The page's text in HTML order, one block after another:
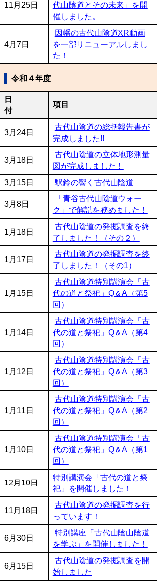
11月25日
代山陰道とその未来」を開
催しました。
4月7日
因幡の古代山陰道XR動画
を一部リニューアルしまし
た！
令和４年度
日
付
項目
3月24日
古代山陰道の総括報告書が
完成しました!!
3月18日
古代山陰道の立体地形測量
図が完成しました！
3月15日
駅鈴の響く古代山陰道
3月8日
「青谷古代山陰道ウォー
ク」で解説を務めました！
1月18日
古代山陰道の発掘調査を終
了しました！（その２）
1月17日
古代山陰道の発掘調査を終
了しました！（その1）
1月15日
古代山陰道特別講演会「古
代の道と祭祀」Q＆A（第5
回）
1月14日
古代山陰道特別講演会「古
代の道と祭祀」Q＆A（第4
回）
1月12日
古代山陰道特別講演会「古
代の道と祭祀」Q＆A（第3
回）
1月11日
古代山陰道特別講演会「古
代の道と祭祀」Q＆A（第2
回）
1月10日
古代山陰道特別講演会「古
代の道と祭祀」Q＆A（第1
回）
12月10日
特別講演会「古代の道と祭
祀」を開催しました！
11月18日
古代山陰道の発掘調査を行
っています！
6月30日
特別講座「古代山陰山陰道
を学ぶ」を開催しました！
6月15日
古代山陰道の発掘調査を開
始しました